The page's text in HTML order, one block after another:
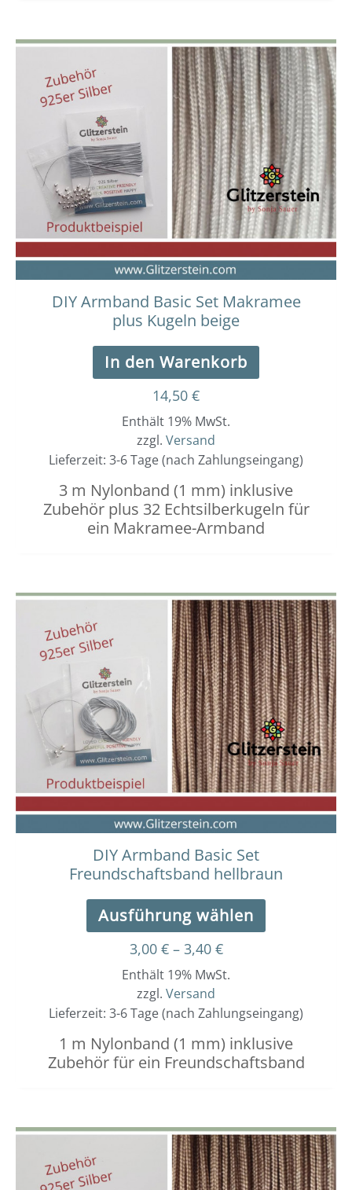
DIY Armband Basic Set Makramee
plus Kugeln beige
In den Warenkorb
14,50 €
Enthält 19% MwSt.
zzgl. Versand
Lieferzeit: 3-6 Tage (nach Zahlungseingang)
3 m Nylonband (1 mm) inklusive
Zubehör plus 32 Echtsilberkugeln für
ein Makramee-Armband
DIY Armband Basic Set
Freundschaftsband hellbraun
Ausführung wählen
Dieses
Produkt
weist
mehrere
Varianten
auf.
Die
Optionen
können
auf
der
3,00 € – 3,40 €
Preisspanne:
3,00 €
bis
3,40 €
Enthält 19% MwSt.
zzgl. Versand
Lieferzeit: 3-6 Tage (nach Zahlungseingang)
1 m Nylonband (1 mm) inklusive
Zubehör für ein Freundschaftsband